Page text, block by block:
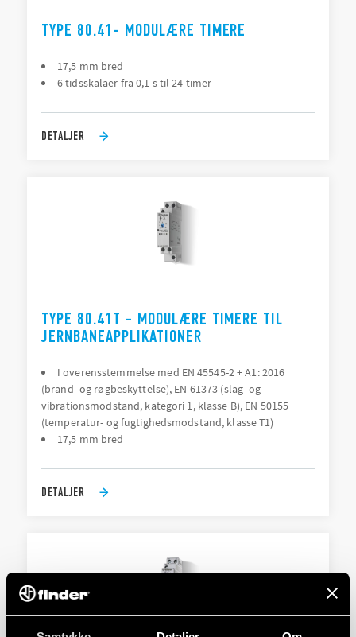
TYPE 80.41- MODULÆRE TIMERE
17,5 mm bred
6 tidsskalaer fra 0,1 s til 24 timer
DETALJER
TYPE 80.41T - MODULÆRE TIMERE TIL
JERNBANEAPPLIKATIONER
I overensstemmelse med EN 45545-2 + A1: 2016
(brand- og røgbeskyttelse), EN 61373 (slag- og
vibrationsmodstand, kategori 1, klasse B), EN 50155
(temperatur- og fugtighedsmodstand, klasse T1)
17,5 mm bred
DETALJER